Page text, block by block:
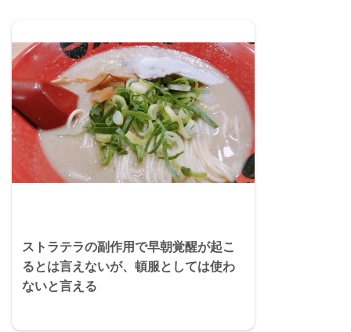
ストラテラの副作用で早朝覚醒が起こ
るとは言えないが、頓服としては使わ
ないと言える